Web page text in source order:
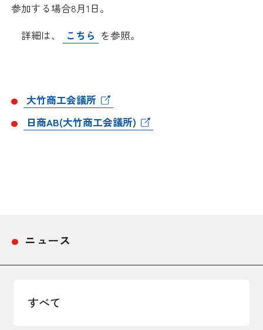
日商創立100周年宣言
アクセス
参加する場合8月1日。
詳細は、
こちら を参照。
大竹商工会議所
日商AB(大竹商工会議所)
ニュース
すべて